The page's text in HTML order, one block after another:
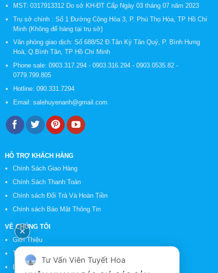
MST: 0317913312 Do sở KH-ĐT Cấp Ngày 03 tháng 07 năm 2023
Trụ sở chính : Số 1 Đường Cộng Hòa 3, P. Phú Thọ Hòa, TP Hồ Chí
Minh (Không để hàng tại trụ sở)
Văn phòng giao dịch: Số 688/52 Đ.Tân Kỳ Tân Quý, P. Bình Hưng
Hoà, Q.Bình Tân, TP Hồ Chí Minh
Phone sale: 0903.317.294 - 0903.316.294 - 0903.0535.82 -
0779.799.805
Hotline: 090.331.7294
Email: salehuyenanh@gmail.com
HỖ TRỢ KHÁCH HÀNG
Chính Sách Giao Hàng
Chính Sách Thanh Toán
Chính sách Đổi Trả Và Hoàn Tiền
Chính sách Bảo Mật Thông Tin
VỀ CHÚNG TÔI
Giới Thiệu
Tin Tức
Liên Hệ
Tư Vấn Viên Tuyết Hoa